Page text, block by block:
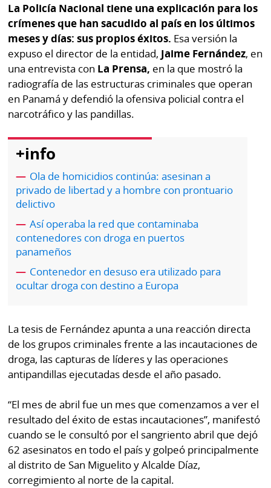
Kiosko
digital
Luctuosas
Notas
al
lector
Buenas
prácticas
SITIOS
Metro
por
Metro
Tienda
Panamá
Tus
Tiquetes
KM
Corprensa
Mi
Diario
Club
La
Prensa
Busca
Hoy
por
Hoy
⌾
Picante
⌾
La
Repregunta
⌾
Tal
Cual
Sabrina
Sin
Censura
La Policía Nacional tiene una explicación para los
crímenes que han sacudido al país en los últimos
meses y días: sus propios éxitos. Esa versión la
expuso el director de la entidad, Jaime Fernández, en
una entrevista con La Prensa, en la que mostró la
radiografía de las estructuras criminales que operan
en Panamá y defendió la ofensiva policial contra el
narcotráfico y las pandillas.
+info
Ola de homicidios continúa: asesinan a
privado de libertad y a hombre con prontuario
delictivo
Así operaba la red que contaminaba
contenedores con droga en puertos
panameños
Contenedor en desuso era utilizado para
ocultar droga con destino a Europa
La tesis de Fernández apunta a una reacción directa
de los grupos criminales frente a las incautaciones de
droga, las capturas de líderes y las operaciones
antipandillas ejecutadas desde el año pasado.
“El mes de abril fue un mes que comenzamos a ver el
resultado del éxito de estas incautaciones”, manifestó
cuando se le consultó por el sangriento abril que dejó
62 asesinatos en todo el país y golpeó principalmente
al distrito de San Miguelito y Alcalde Díaz,
corregimiento al norte de la capital.